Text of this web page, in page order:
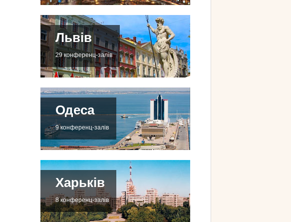
Львів
29 конференц-залів
Одеса
9 конференц-залів
Харьків
8 конференц-залів